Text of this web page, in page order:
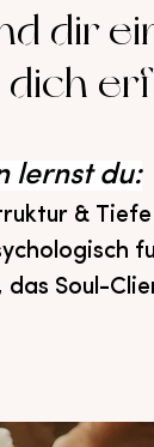
dir
dich
lernst du:
&
Soul-